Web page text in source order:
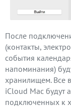
После
(контакты,
события
напоминания)
хранилищем. Все
iCloud Mac будут
подключенных к